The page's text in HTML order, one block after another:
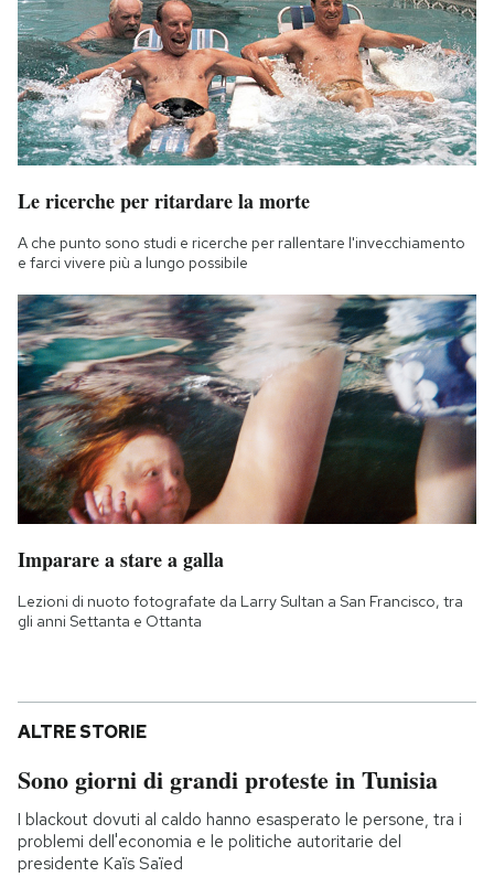
Le ricerche per ritardare la morte
A che punto sono studi e ricerche per rallentare l'invecchiamento
e farci vivere più a lungo possibile
Imparare a stare a galla
Lezioni di nuoto fotografate da Larry Sultan a San Francisco, tra
gli anni Settanta e Ottanta
ALTRE STORIE
Sono giorni di grandi proteste in Tunisia
I blackout dovuti al caldo hanno esasperato le persone, tra i
problemi dell'economia e le politiche autoritarie del
presidente Kaïs Saïed